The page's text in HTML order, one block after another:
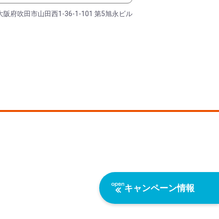
キャンペーン情報
阪府吹田市山田西1-36-1-101 第5旭永ビル